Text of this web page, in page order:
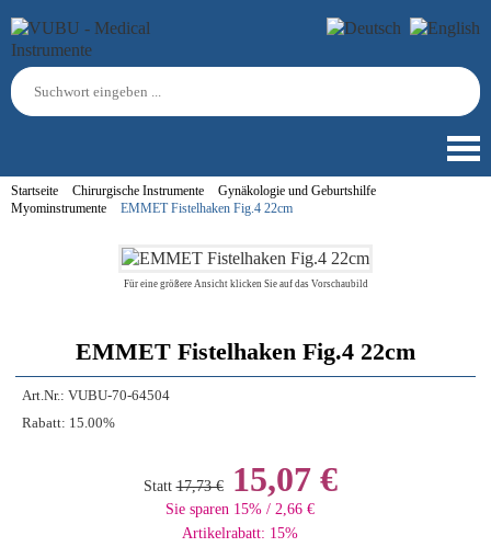
Startseite Chirurgische Instrumente
Gynäkologie und Geburtshilfe
Myominstrumente
EMMET Fistelhaken Fig.4 22cm
Für eine größere Ansicht klicken Sie auf das Vorschaubild
EMMET Fistelhaken Fig.4 22cm
Art.Nr.: VUBU-70-64504
Rabatt: 15.00%
Statt 17,73 €15,07 €
Sie sparen 15% / 2,66 €
Artikelrabatt: 15%